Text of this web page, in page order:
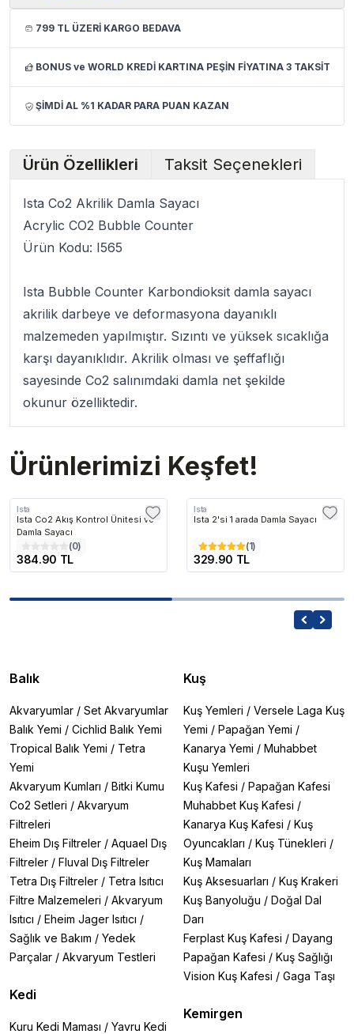
799 TL ÜZERİ KARGO BEDAVA
BONUS ve WORLD KREDİ KARTINA PEŞİN FİYATINA 3 TAKSİT
ŞİMDİ AL %1 KADAR PARA PUAN KAZAN
Ürün Özellikleri Taksit Seçenekleri
Ista Co2 Akrilik Damla Sayacı
Acrylic CO2 Bubble Counter
Ürün Kodu: I565
Ista Bubble Counter Karbondioksit damla sayacı
akrilik darbeye ve deformasyona dayanıklı
malzemeden yapılmıştır. Sızıntı ve yüksek sıcaklığa
karşı dayanıklıdır. Akrilik olması ve şeffaflığı
sayesinde Co2 salınımdaki damla net şekilde
okunur özelliktedir.
Ürünlerimizi Keşfet!
Ista
Ista Co2 Akış Kontrol Ünitesi ve
Damla Sayacı
(0)
384.90 TL
Ista
Ista 2'si 1 arada Damla Sayacı
(1)
329.90 TL
Balık
Akvaryumlar / Set Akvaryumlar
Balık Yemi / Cichlid Balık Yemi
Tropical Balık Yemi / Tetra
Yemi
Akvaryum Kumları / Bitki Kumu
Co2 Setleri / Akvaryum
Filtreleri
Eheim Dış Filtreler / Aquael Dış
Filtreler / Fluval Dış Filtreler
Tetra Dış Filtreler / Tetra Isıtıcı
Filtre Malzemeleri / Akvaryum
Isıtıcı / Eheim Jager Isıtıcı /
Sağlık ve Bakım / Yedek
Parçalar / Akvaryum Testleri
Kedi
Kuru Kedi Maması / Yavru Kedi
Kuş
Kuş Yemleri / Versele Laga Kuş
Yemi / Papağan Yemi /
Kanarya Yemi / Muhabbet
Kuşu Yemleri
Kuş Kafesi / Papağan Kafesi
Muhabbet Kuş Kafesi /
Kanarya Kuş Kafesi / Kuş
Oyuncakları / Kuş Tünekleri /
Kuş Mamaları
Kuş Aksesuarları / Kuş Krakeri
Kuş Banyoluğu / Doğal Dal
Darı
Ferplast Kuş Kafesi / Dayang
Papağan Kafesi / Kuş Sağlığı
Vision Kuş Kafesi / Gaga Taşı
Kemirgen